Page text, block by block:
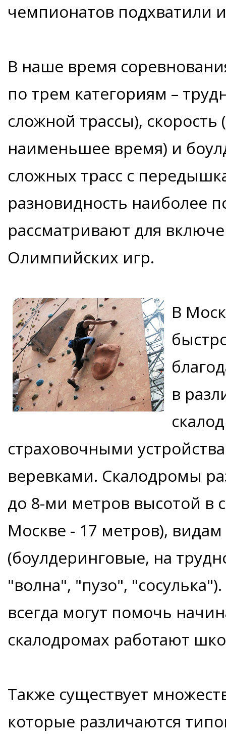
чемпионатов подхватили
В наше время
по трем категориям –
сложной трассы), скорость
наименьшее время) и
сложных трасс с
разновидность наиболее
рассматривают для
Олимпийских игр.
В
в
страховочными
веревками. Скалодромы
до 8-ми метров высотой в
Москве - 17 метров), видам
(боулдеринговые, на
"волна", "пузо",
всегда могут помочь
скалодромах работают
Также существует
которые различаются